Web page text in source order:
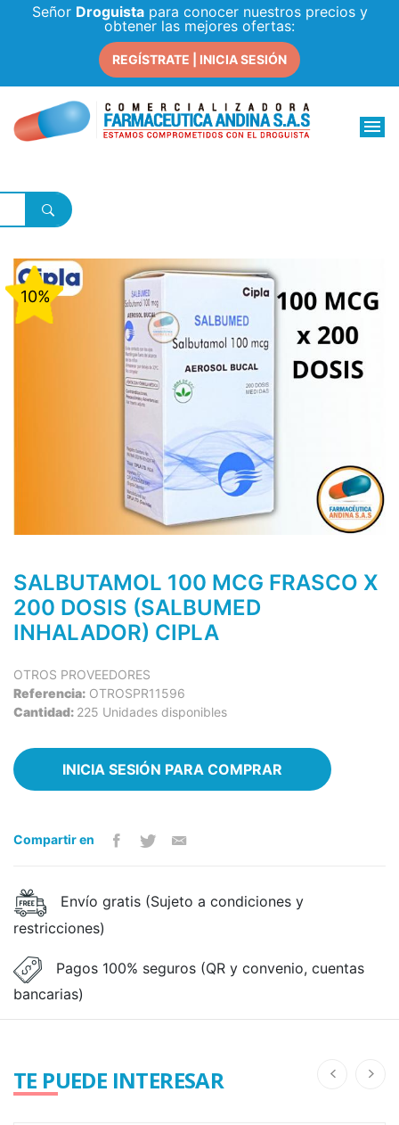
Señor Droguistapara conocer nuestros precios y
obtener las mejores ofertas:
REGÍSTRATE | INICIA SESIÓN
10%
SALBUTAMOL 100 MCG FRASCO X
200 DOSIS (SALBUMED
INHALADOR) CIPLA
OTROS PROVEEDORES
Referencia: OTROSPR11596
Cantidad: 225 Unidades disponibles
INICIA SESIÓN PARA COMPRAR
Compartir en
Envío gratis (Sujeto a condiciones y
restricciones)
Pagos 100% seguros (QR y convenio, cuentas
bancarias)
TE PUEDE INTERESAR